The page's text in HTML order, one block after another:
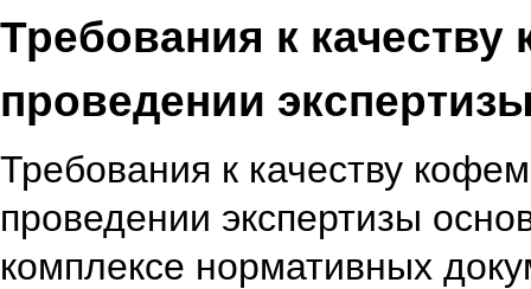
Требования к
проведении
Требования к качеству
проведении экспертизы
комплексе нормативных